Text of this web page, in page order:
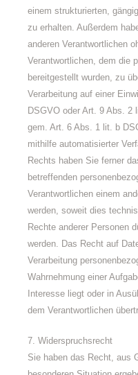
einem strukturierten,
zu erhalten. Außerdem
anderen Verantwortlichen
Verantwortlichen, dem die
bereitgestellt wurden, zu
Verarbeitung auf einer
DSGVO oder Art. 9 Abs. 2
gem. Art. 6 Abs. 1 lit. b
mithilfe automatisierter
Rechts haben Sie ferner
betreffenden
Verantwortlichen einem
werden, soweit dies
Rechte anderer Personen
werden. Das Recht auf
Verarbeitung
Wahrnehmung einer
Interesse liegt oder in
dem Verantwortlichen
7. Widerspruchsrecht
Sie haben das Recht, aus